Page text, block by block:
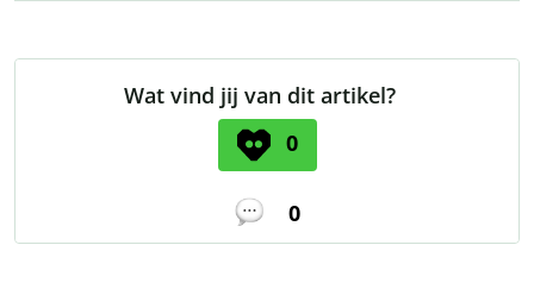
Wat vind jij van dit artikel?
0
0